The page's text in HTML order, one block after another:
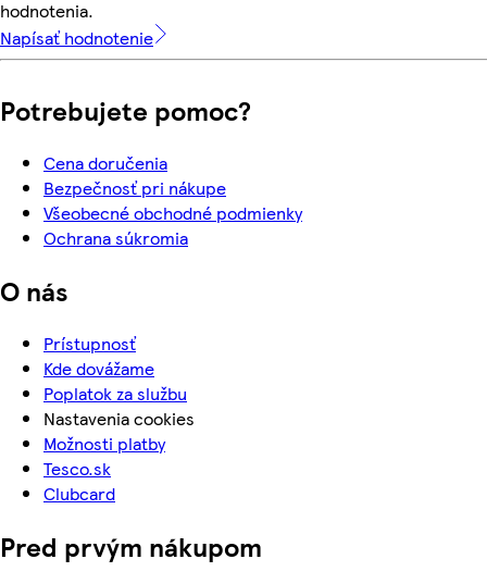
hodnotenia.
Napísať hodnotenie
Potrebujete pomoc?
Cena doručenia
Bezpečnosť pri nákupe
Všeobecné obchodné podmienky
Ochrana súkromia
O nás
Prístupnosť
Kde dovážame
Poplatok za službu
Nastavenia cookies
Možnosti platby
Tesco.sk
Clubcard
Pred prvým nákupom